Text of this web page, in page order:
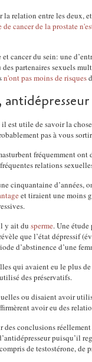
la relation entre les deux,
de cancer de la prostate
cancer du sein: une
partenaires sexuels
n'ont pas moins de risques
antidépresseur
est utile de savoir la
pas à vous
fréquemment ont
relations
cinquantaine d’années,
et tiraient une moins
y ait du sperme. Une
que l’état dépressif
d’abstinence d’une
qui avaient eu le plus
des préservatifs.
ou disaient avoir
avoir eu des
des conclusions
puisqu’il
de testostérone, de